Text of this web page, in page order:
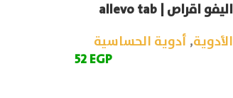
اليفو اقراص | allevo tab
الأدوية, أدوية الحساسية
52EGP